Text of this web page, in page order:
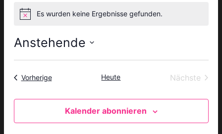
HinweisEs wurden keine Ergebnisse gefunden.
Anstehende
VorherigeVeranstaltungenHeute
Nächste
Kalender abonnieren